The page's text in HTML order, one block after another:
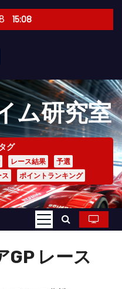
15:08
ム研究室
グ
レース結果
予選
ポイントランキング
レース